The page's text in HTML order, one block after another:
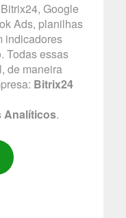
Google
Ads, planilhas
indicadores
Todas essas
de maneira
Bitrix24
Analíticos.